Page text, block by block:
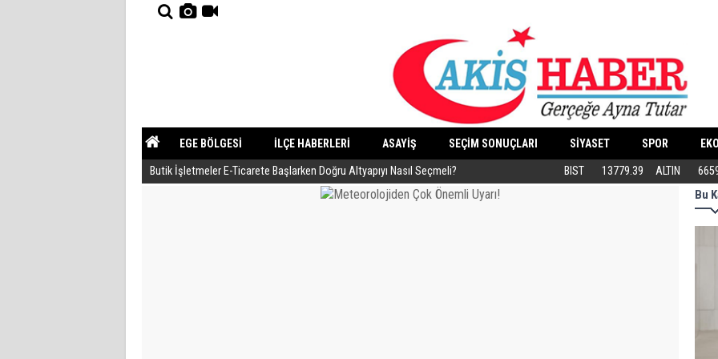
EGE BÖLGESİ İLÇE HABERLERİ ASAYİŞ SEÇİM SONUÇLARI SİYASET SPOR
YAZARLAR GÜNDEM
Butik İşletmeler E-Ticarete Başlarken Doğru Altyapıyı Nasıl Seçmeli? Eski Dolgular Ultrasonla Tespit Edilip
BIST 13779.39 ALTIN
Bu